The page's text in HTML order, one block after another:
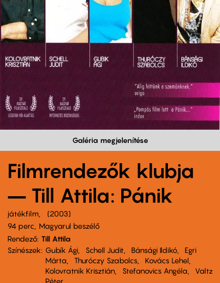
Galéria megjelenítése
Filmrendezők klubja
– Till Attila: Pánik
játékfilm
2003
94 perc,
Magyarul beszélő
Rendező Till Attila
Színészek
Gubík Ági Schell Judit Bánsági Ildikó
Egri
Márta
Thuróczy Szabolcs
Kovács Lehel
Kolovratnik Krisztián
Stefanovics Angéla
Valtz
Péter